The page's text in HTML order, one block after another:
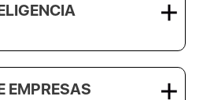
EMPRESAS